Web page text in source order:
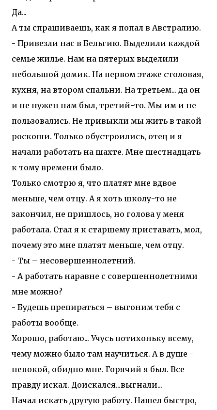
Да...
А ты спрашиваешь, как я попал в Австралию.
- Привезли нас в Бельгию. Выделили каждой
семье жилье. Нам на пятерых выделили
небольшой домик. На первом этаже столовая,
кухня, на втором спальни. На третьем... да он
и не нужен нам был, третий-то. Мы им и не
пользовались. Не привыкли мы жить в такой
роскоши. Только обустроились, отец и я
начали работать на шахте. Мне шестнадцать
к тому времени было.
Только смотрю я, что платят мне вдвое
меньше, чем отцу. А я хоть школу-то не
закончил, не пришлось, но голова у меня
работала. Стал я к старшему приставать, мол,
почему это мне платят меньше, чем отцу.
- Ты – несовершеннолетний.
- А работать наравне с совершеннолетними
мне можно?
- Будешь препираться – выгоним тебя с
работы вообще.
Хорошо, работаю... Учусь потихоньку всему,
чему можно было там научиться. А в душе -
непокой, обидно мне. Горячий я был. Все
правду искал. Доискался...выгнали...
Начал искать другую работу. Нашел быстро,